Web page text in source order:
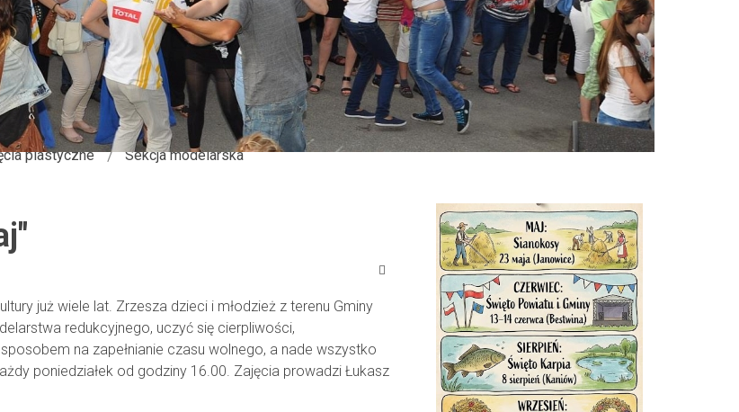
plastyczne Sekcja modelarska
już wiele lat. Zrzesza dzieci i młodzież z terenu Gminy
redukcyjnego, uczyć się cierpliwości,
na zapełnianie czasu wolnego, a nade wszystko
poniedziałek od godziny 16.00. Zajęcia prowadzi Łukasz